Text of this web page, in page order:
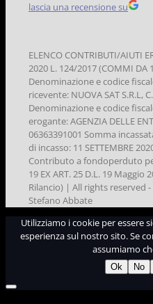
lascia una recensione su
ELENCO CONTRIBUTI/AIUTI
2020 L. 124/2017 (COMMI DA
Denominazione e codice
ricevente: NUOVA SAT S.R.L,
Denominazione e codice
erogante: AGENZIA DELLE
06363391001 Somma
di incasso: 11 SETTEMBRE
Contributo a fondoperduto
19 EX ART. 25 D.L. 19 Maggio
Rilancio) | All rights reserved
Stefano Abbate
Utilizziamo i cookie per essere
esperienza sul nostro sito. Se
assumiamo
Ok No